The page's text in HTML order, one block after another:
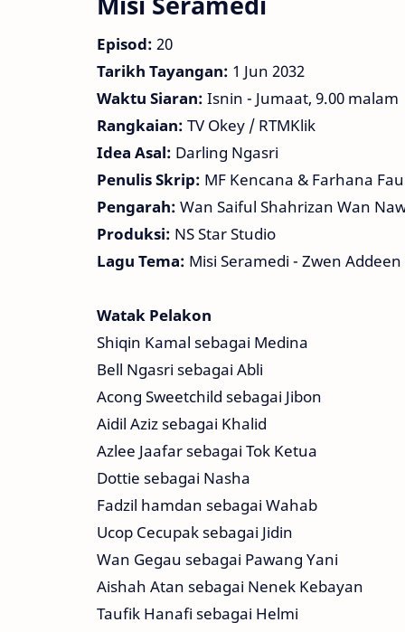
Episod: 20
Tarikh Tayangan: 1 Jun 2032
Waktu Siaran: Isnin - Jumaat, 9.00 malam
Rangkaian: TV Okey / RTMKlik
Idea Asal: Darling Ngasri
Penulis Skrip: MF Kencana & Farhana
Pengarah: Wan Saiful Shahrizan Wan
Produksi: NS Star Studio
Lagu Tema: Misi Seramedi - Zwen Addeen
Watak Pelakon
Shiqin Kamal sebagai Medina
Bell Ngasri sebagai Abli
Acong Sweetchild sebagai Jibon
Aidil Aziz sebagai Khalid
Azlee Jaafar sebagai Tok Ketua
Dottie sebagai Nasha
Fadzil hamdan sebagai Wahab
Ucop Cecupak sebagai Jidin
Wan Gegau sebagai Pawang Yani
Aishah Atan sebagai Nenek Kebayan
Taufik Hanafi sebagai Helmi